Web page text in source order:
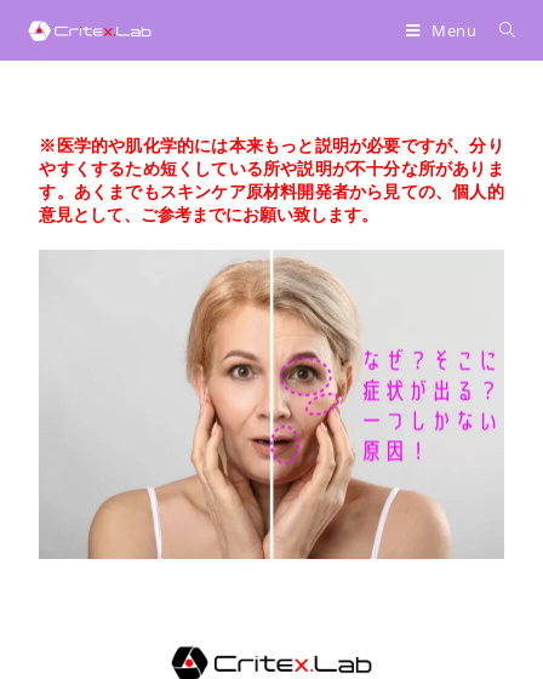
キ
Menu
※医学的や肌化学的には本来もっと説明が必要ですが、分り
やすくするため短くしている所や説明が不十分な所がありま
す。あくまでもスキンケア原材料開発者から見ての、個人的
意見として、ご参考までにお願い致します。